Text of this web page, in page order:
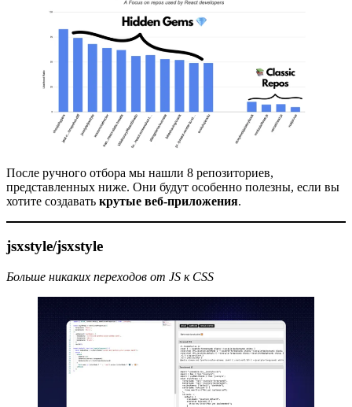
После ручного отбора мы нашли 8 репозиториев,
представленных ниже. Они будут особенно полезны, если вы
хотите создавать крутые веб-приложения.
jsxstyle/jsxstyle
Больше никаких переходов от JS к CSS